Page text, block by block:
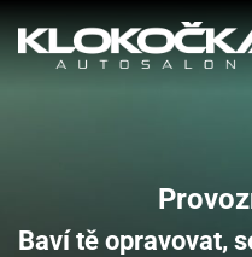
Baví tě opravovat,